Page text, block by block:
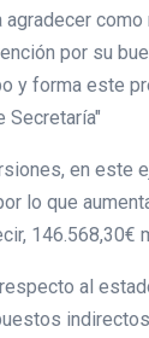
agradecer
por su
y forma este
Secretaría"
en este
lo que
146.568,30€
al